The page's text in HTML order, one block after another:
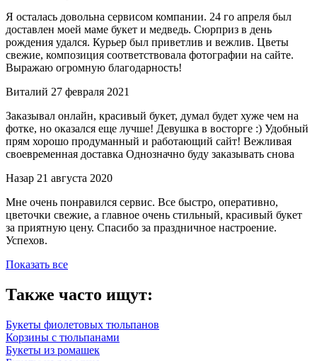
Я осталась довольна сервисом компании. 24 го апреля был
доставлен моей маме букет и медведь. Сюрприз в день
рождения удался. Курьер был приветлив и вежлив. Цветы
свежие, композиция соответствовала фотографии на сайте.
Выражаю огромную благодарность!
Виталий 27 февраля 2021
Заказывал онлайн, красивый букет, думал будет хуже чем на
фотке, но оказался еще лучше! Девушка в восторге :) Удобный
прям хорошо продуманный и работающий сайт! Вежливая
своевременная доставка Однозначно буду заказывать снова
Назар 21 августа 2020
Мне очень понравился сервис. Все быстро, оперативно,
цветочки свежие, а главное очень стильный, красивый букет
за приятную цену. Спасибо за праздничное настроение.
Успехов.
Показать все
Также часто ищут:
Букеты фиолетовых тюльпанов
Корзины с тюльпанами
Букеты из ромашек